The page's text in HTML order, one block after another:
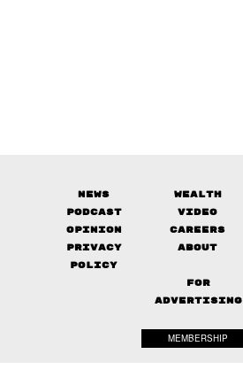
News Wealth
Podcast
Video
Opinion
Careers
Privacy
Policy
About
FOR
ADVERTISING
MEMBERSHIP